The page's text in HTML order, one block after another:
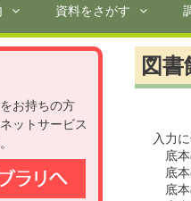
資料をさがす
図
入力
底本
底本
底本
お持ちの方
ットサービス